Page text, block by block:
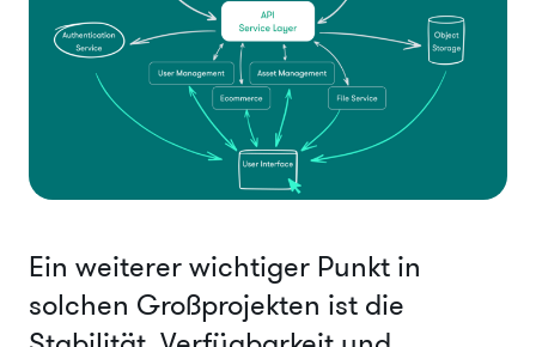
Ein weiterer wichtiger Punkt in
solchen Großprojekten ist die